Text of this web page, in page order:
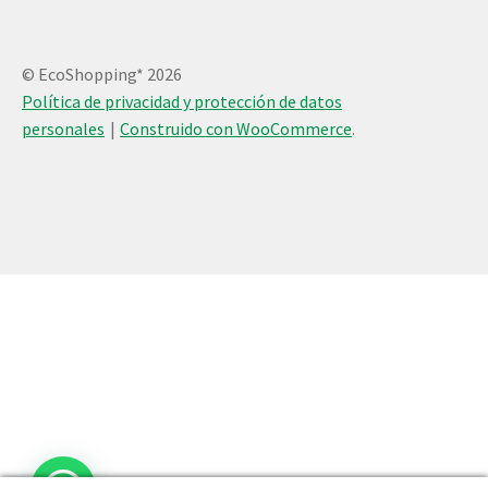
© EcoShopping* 2026
Política de privacidad y protección de datos
personales
Construido con WooCommerce.